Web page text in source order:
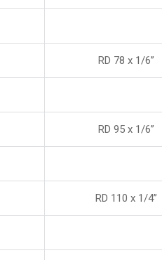
RD 78 x 1/6”
RD 95 x 1/6”
RD 110 x 1/4”